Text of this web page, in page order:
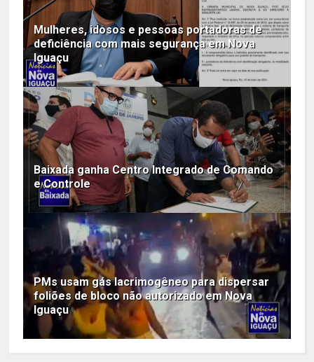
Mulheres, idosos e pessoas portadoras de
deficiência com mais segurança em Nova
Iguaçu
Baixada ganha Centro Integrado de Comando
e Controle
PMs usam gás lacrimogêneo para dispersar
foliões de bloco não autorizado em Nova
Iguaçu